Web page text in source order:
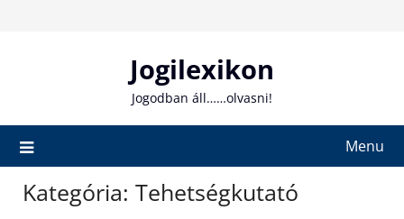
Jogilexikon
Jogodban áll……olvasni!
Menu
Kategória: Tehetségkutató